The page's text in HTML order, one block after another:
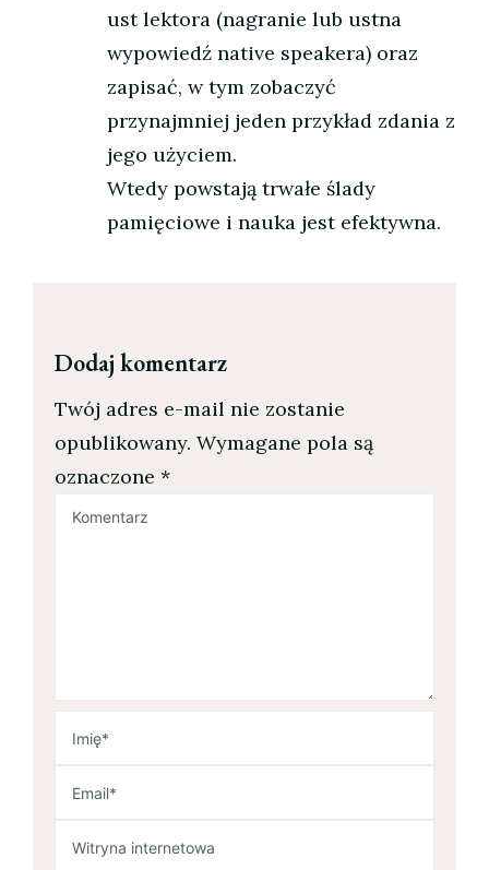
ust lektora (nagranie lub ustna
wypowiedź native speakera) oraz
zapisać, w tym zobaczyć
przynajmniej jeden przykład zdania z
jego użyciem.
Wtedy powstają trwałe ślady
pamięciowe i nauka jest efektywna.
Dodaj komentarz
Twój adres e-mail nie zostanie
opublikowany. Wymagane pola są
oznaczone *